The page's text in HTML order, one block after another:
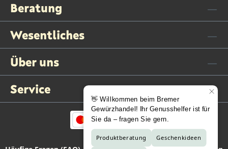
Beratung
Wesentliches
Über uns
Service